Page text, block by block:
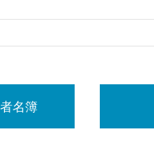
名簿